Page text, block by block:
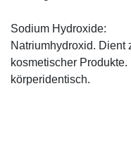
Sodium Hydroxide:
Natriumhydroxid. Dient
kosmetischer
körperidentisch.